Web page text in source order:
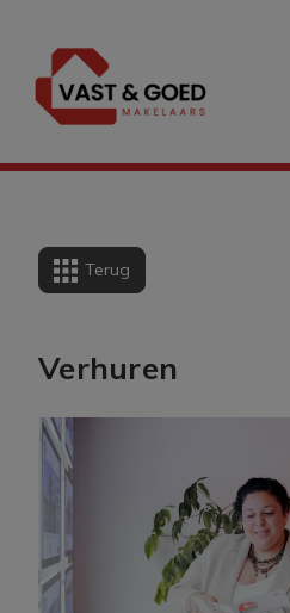
Terug
Verhuren